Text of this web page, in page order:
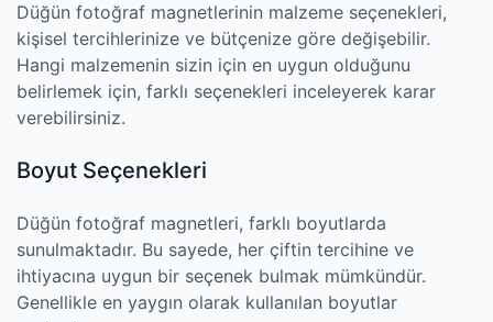
Düğün fotoğraf magnetlerinin malzeme seçenekleri,
kişisel tercihlerinize ve bütçenize göre değişebilir.
Hangi malzemenin sizin için en uygun olduğunu
belirlemek için, farklı seçenekleri inceleyerek karar
verebilirsiniz.
Boyut Seçenekleri
Düğün fotoğraf magnetleri, farklı boyutlarda
sunulmaktadır. Bu sayede, her çiftin tercihine ve
ihtiyacına uygun bir seçenek bulmak mümkündür.
Genellikle en yaygın olarak kullanılan boyutlar